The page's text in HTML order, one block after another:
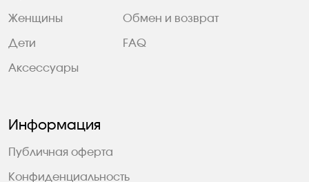
Женщины
Дети
Аксессуары
Обмен и возврат
FAQ
Информация
Публичная оферта
Конфиденциальность